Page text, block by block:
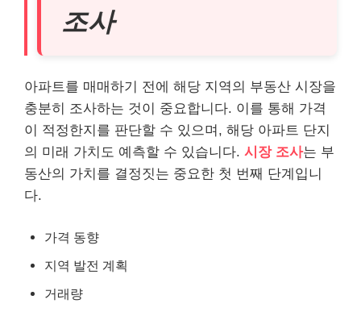
조사
아파트를 매매하기 전에 해당 지역의 부동산 시장을
충분히 조사하는 것이 중요합니다. 이를 통해 가격
이 적정한지를 판단할 수 있으며, 해당 아파트 단지
의 미래 가치도 예측할 수 있습니다. 시장 조사는 부
동산의 가치를 결정짓는 중요한 첫 번째 단계입니
다.
가격 동향
지역 발전 계획
거래량